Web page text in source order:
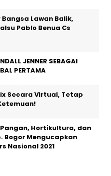
Lawan Balik,
Pablo Benua Cs
JENNER SEBAGAI
PERTAMA
Secara Virtual, Tetap
Hortikultura, dan
Bogor Mengucapkan
Nasional 2021